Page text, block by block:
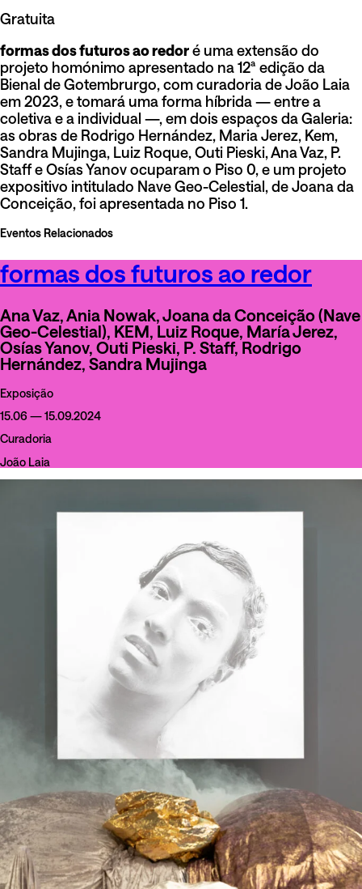
Gratuita
formas dos futuros ao redoré uma extensão do
projeto homónimo apresentado na 12ª edição da
Bienal de Gotembrurgo, com curadoria de João Laia
em 2023, e tomará uma forma híbrida — entre a
coletiva e a individual —, em dois espaços da Galeria:
as obras de Rodrigo Hernández, Maria Jerez, Kem,
Sandra Mujinga, Luiz Roque, Outi Pieski, Ana Vaz, P.
Staff e Osías Yanov ocuparam o Piso 0, e um projeto
expositivo intitulado Nave Geo-Celestial, de Joana da
Conceição, foi apresentada no Piso 1.
Eventos Relacionados
formas dos futuros ao redor
Ana Vaz, Ania Nowak, Joana da Conceição (Nave
Geo-Celestial), KEM, Luiz Roque, María Jerez,
Osías Yanov, Outi Pieski, P. Staff, Rodrigo
Hernández, Sandra Mujinga
Exposição
15.06 — 15.09.2024
Curadoria
João Laia